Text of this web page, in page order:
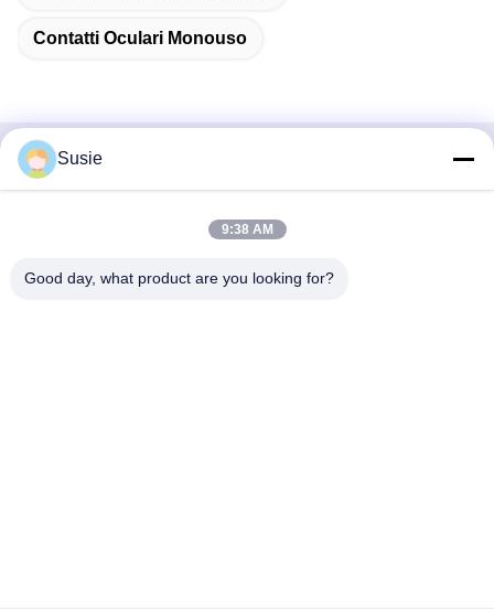
Contatti Oculari Monouso
Contatto rapido
Prima Strada Zhongyi, Distretto di Yuhua, Changsha,
Susie
9:38 AM
Good day, what product are you looking for?